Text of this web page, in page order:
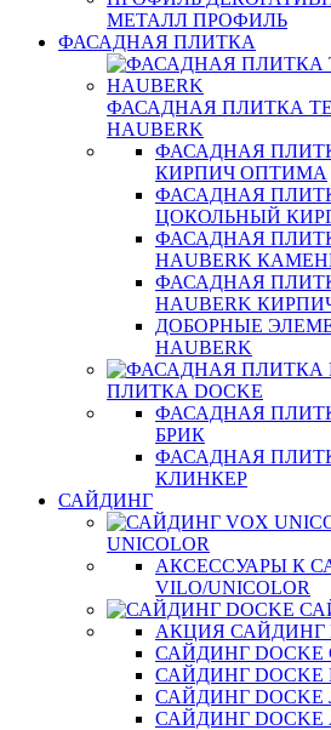
МЕТАЛЛ ПРОФИЛЬ
ФАСАДНАЯ ПЛИТКА
ФАСАДНАЯ ПЛИТКА
HAUBERK
ФАСАДНАЯ
КИРПИЧ ОПТИМА
ФАСАДНАЯ
ЦОКОЛЬНЫЙ
ФАСАДНАЯ
HAUBERK
ФАСАДНАЯ
HAUBERK
ДОБОРНЫЕ
HAUBERK
ПЛИТКА DOCKE
ФАСАДНАЯ
БРИК
ФАСАДНАЯ
КЛИНКЕР
САЙДИНГ
UNICOLOR
АКСЕССУАРЫ К
VILO/UNICOLOR
АКЦИЯ САЙДИНГ
САЙДИНГ
САЙДИНГ
САЙДИНГ
САЙДИНГ